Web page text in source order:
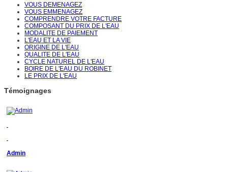
VOUS DEMENAGEZ
VOUS EMMENAGEZ
COMPRENDRE VOTRE FACTURE
COMPOSANT DU PRIX DE L'EAU
MODALITE DE PAIEMENT
L'EAU ET LA VIE
ORIGINE DE L'EAU
QUALITE DE L'EAU
CYCLE NATUREL DE L'EAU
BOIRE DE L'EAU DU ROBINET
LE PRIX DE L'EAU
Témoignages
Admin